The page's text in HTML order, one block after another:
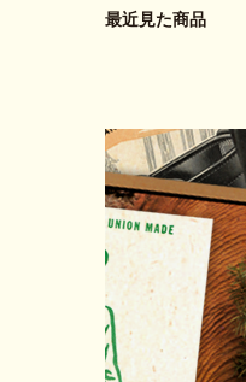
最近見た商品